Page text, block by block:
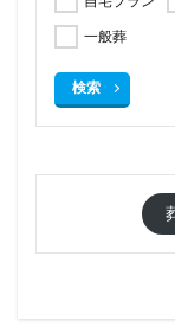
一般葬
検索